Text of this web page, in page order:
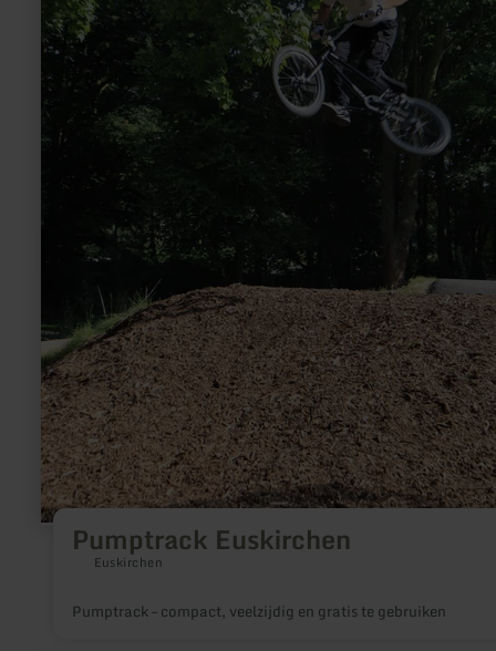
Pumptrack Euskirchen
Euskirchen
Pumptrack – compact, veelzijdig en gratis te gebruiken